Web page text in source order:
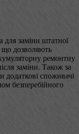
для заміни штатної
що дозволяють
ремонтну
заміни. Також за
споживачі
безперебійного